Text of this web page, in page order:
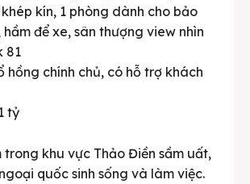
kín, 1 phòng dành cho bảo
hầm để xe, sân thượng view nhìn
81
hồng chính chủ, có hỗ trợ khách
tỷ
trong khu vực Thảo Điền sầm uất,
quốc sinh sống và làm việc.